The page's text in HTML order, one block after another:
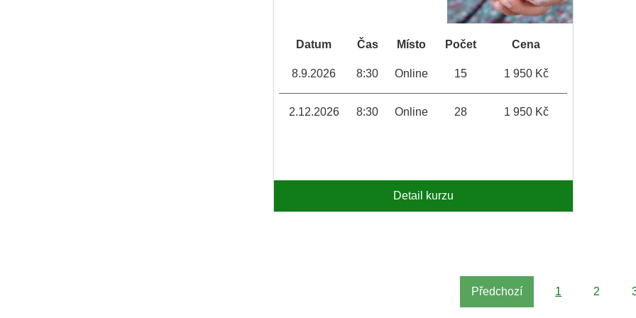
Datum Čas Místo Počet Cena
8.9.2026 8:30 Online 15 1 950 Kč
2.12.2026 8:30 Online 28 1 950 Kč
Detail kurzu
Předchozí 1 2